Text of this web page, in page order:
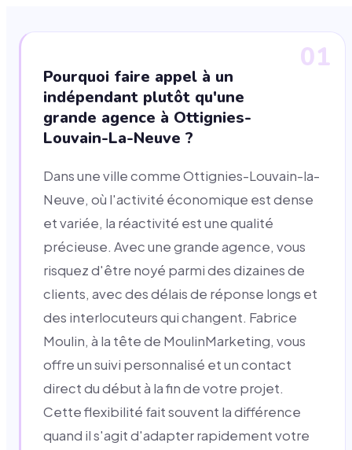
01
Pourquoi faire appel à un
indépendant plutôt qu'une
grande agence à Ottignies-
Louvain-La-Neuve ?
Dans une ville comme Ottignies-Louvain-la-
Neuve, où l'activité économique est dense
et variée, la réactivité est une qualité
précieuse. Avec une grande agence, vous
risquez d'être noyé parmi des dizaines de
clients, avec des délais de réponse longs et
des interlocuteurs qui changent. Fabrice
Moulin, à la tête de MoulinMarketing, vous
offre un suivi personnalisé et un contact
direct du début à la fin de votre projet.
Cette flexibilité fait souvent la différence
quand il s'agit d'adapter rapidement votre